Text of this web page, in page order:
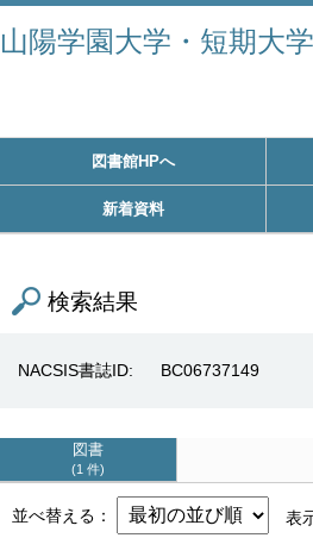
山陽学園大学・短期大
図書館HPへ
新着資料
検索結果
NACSIS書誌ID BC06737149
図書
1 件
並べ替える 表